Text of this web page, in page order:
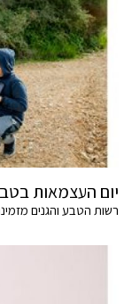
יום העצמאות
רשות הטבע והגנים